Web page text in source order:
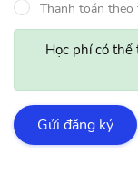
Thanh toán
Học phí có
Gửi đăng ký